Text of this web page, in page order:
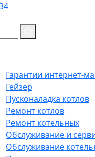
Гарантии интернет-
Гейзер
Пусконаладка котлов
Ремонт котлов
Ремонт котельных
Обслуживание и
Обслуживание